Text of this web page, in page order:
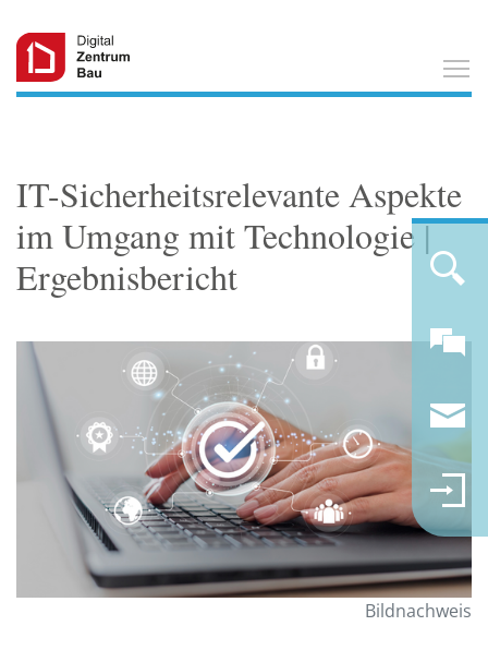
IT-Sicherheitsrelevante Aspekte
im Umgang mit Technologie |
Ergebnisbericht
Bildnachweis